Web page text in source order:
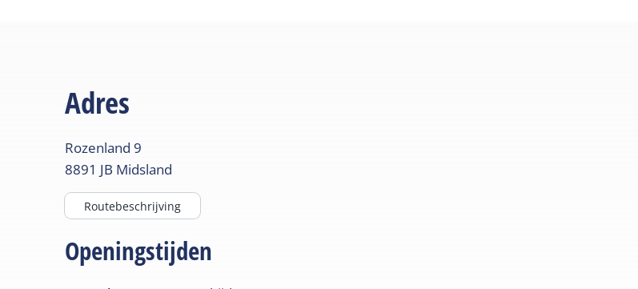
Adres
Rozenland 9
8891 JB Midsland
Routebeschrijving
Openingstijden